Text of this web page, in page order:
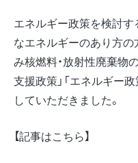
エネルギー政策を検討す
なエネルギーのあり方の
み核燃料・放射性廃棄物
支援政策」「エネルギー
していただきました。
【記事はこちら】